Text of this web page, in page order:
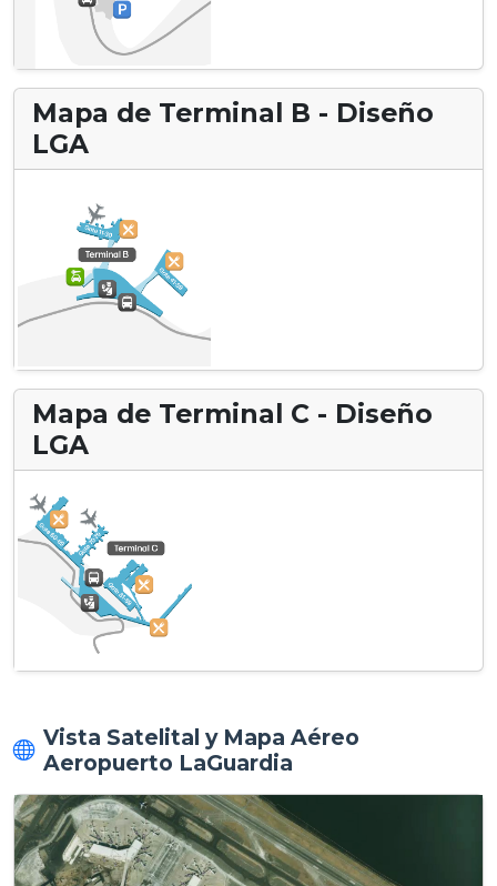
Mapa de Terminal B - Diseño
LGA
Mapa de Terminal C - Diseño
LGA
Vista Satelital y Mapa Aéreo
Aeropuerto LaGuardia